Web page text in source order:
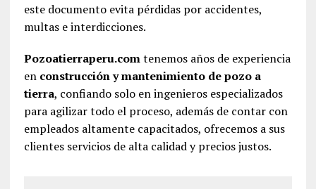
este documento evita pérdidas por accidentes,
multas e interdicciones.
Pozoatierraperu.comtenemos años de experiencia
en construcción y mantenimiento de pozo a
tierra, confiando solo en ingenieros especializados
para agilizar todo el proceso, además de contar con
empleados altamente capacitados, ofrecemos a sus
clientes servicios de alta calidad y precios justos.